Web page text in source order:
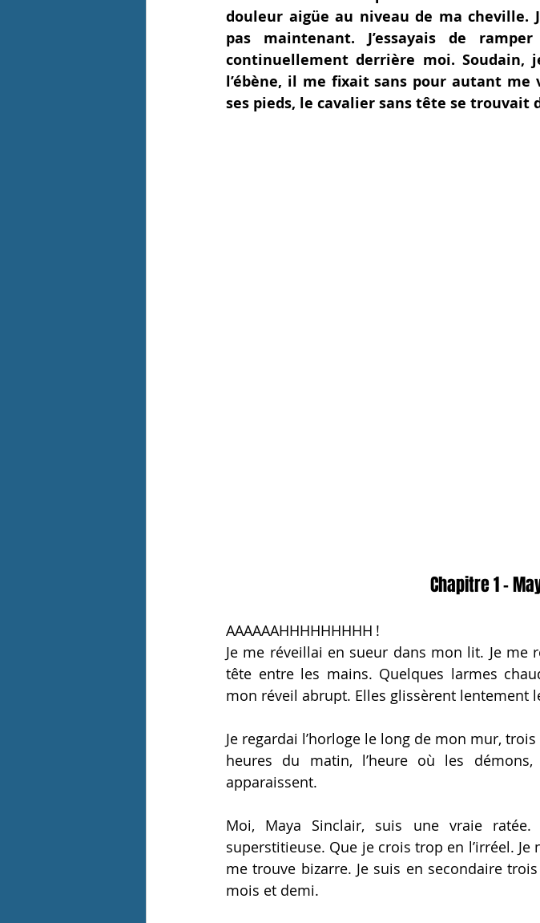
douleur aigüe au niveau de ma cheville.
pas maintenant. J’essayais de
continuellement derrière moi. Soudain,
l’ébène, il me fixait sans pour autant me
ses pieds, le cavalier sans tête se trouvait
Chapitre 1 –
AAAAAAHHHHHHHHH !
Je me réveillai en sueur dans mon lit. Je me
tête entre les mains. Quelques larmes
mon réveil abrupt. Elles glissèrent lentement
Je regardai l’horloge le long de mon mur,
heures du matin, l’heure où les
apparaissent.
Moi, Maya Sinclair, suis une vraie
superstitieuse. Que je crois trop en l’irréel. Je
me trouve bizarre. Je suis en secondaire
mois et demi.